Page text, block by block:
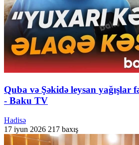
Quba və Şəkidə leysan yağışlar
- Baku TV
Hadisə
17 iyun 2026 217 baxış